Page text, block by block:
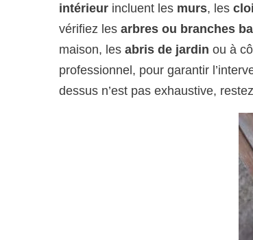
intérieur incluent les murs, les
vérifiez lesarbres ou branches
maison, lesabris de jardin ou à
professionnel, pour garantir
dessus n’est pas exhaustive,